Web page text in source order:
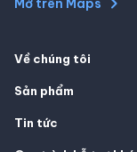
Mở trên Maps
Về chúng tôi
Sản phẩm
Tin tức